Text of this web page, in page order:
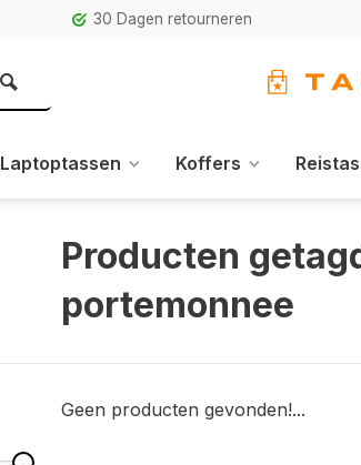
30 Dagen retourneren
Laptoptassen Koffers
Producten
portemonnee
Geen producten gevonden!...